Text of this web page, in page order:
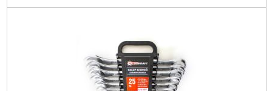
Подробнее...